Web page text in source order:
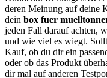
deren Meinung auf deine
dein box fuer
jeden Fall darauf achten,
und wie viel es wiegt.
Kauf, ob du dir ein
oder ob das Produkt
dir mal auf anderen